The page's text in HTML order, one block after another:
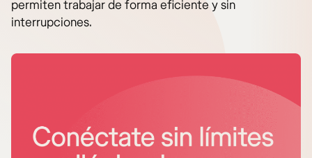
permiten trabajar de forma eficiente y sin
interrupciones.